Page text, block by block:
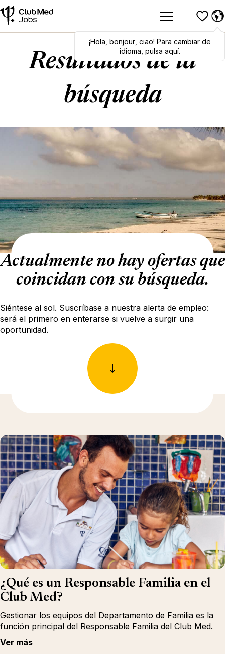
Hola,bonjour,ciao! To switch
languages, click here!
¡Hola bonjour, ciao! Para cambiar de
idioma, pulsa aquí.
Resultados de la
búsqueda
Actualmente no hay ofertas que
coincidan con su búsqueda.
Siéntese al sol. Suscríbase a nuestra alerta de empleo:
será el primero en enterarse si vuelve a surgir una
oportunidad.
¿Qué es un Responsable Familia en el
Club Med?
Gestionar los equipos del Departamento de Familia es la
función principal del Responsable Familia del Club Med.
Ver más